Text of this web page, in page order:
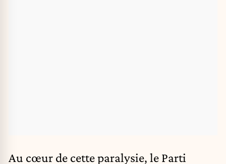
Au cœur de cette paralysie, le Parti